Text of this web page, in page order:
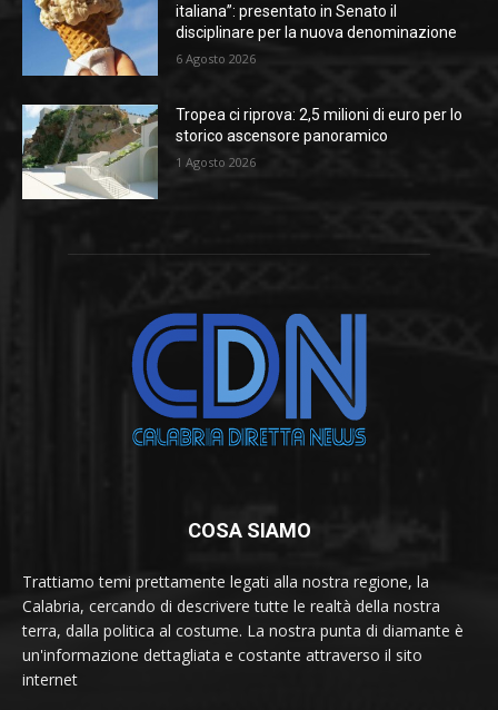
italiana”: presentato in Senato il
disciplinare per la nuova denominazione
6 Agosto 2026
Tropea ci riprova: 2,5 milioni di euro per lo
storico ascensore panoramico
1 Agosto 2026
COSA SIAMO
Trattiamo temi prettamente legati alla nostra regione, la
Calabria, cercando di descrivere tutte le realtà della nostra
terra, dalla politica al costume. La nostra punta di diamante è
un'informazione dettagliata e costante attraverso il sito
internet